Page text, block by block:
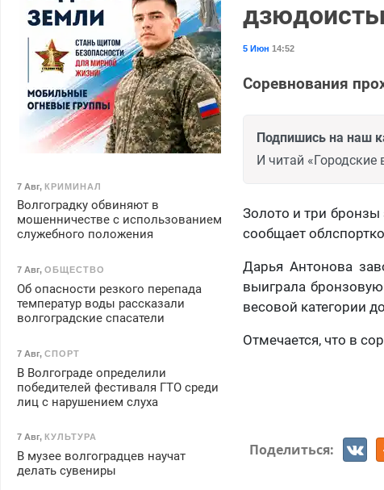
5 Июн 14:52
Соревнования
Подпишись на наш
И читай «Городские
Золото и три
сообщает
Дарья Антонова
выиграла
весовой категории
Отмечается, что в
Поделиться:
7 Авг, КРИМИНАЛ
Волгоградку обвиняют в
мошенничестве с использованием
служебного положения
7 Авг, ОБЩЕСТВО
Об опасности резкого перепада
температур воды рассказали
волгоградские спасатели
7 Авг, СПОРТ
В Волгограде определили
победителей фестиваля ГТО среди
лиц с нарушением слуха
7 Авг, КУЛЬТУРА
В музее волгоградцев научат
делать сувениры